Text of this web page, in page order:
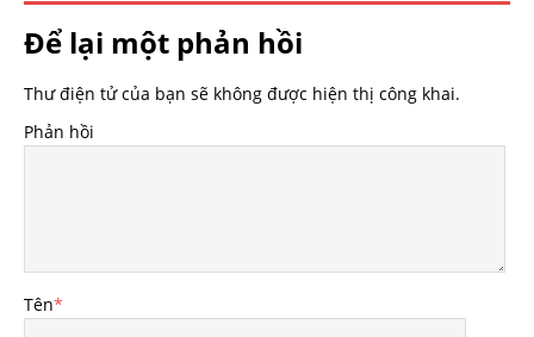
Để lại một phản hồi
Thư điện tử của bạn sẽ không được hiện thị công khai.
Phản hồi
Tên*